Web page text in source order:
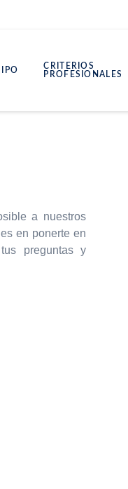
CRITERIOS
PROFESIONALES
a nuestros
en ponerte en
preguntas y